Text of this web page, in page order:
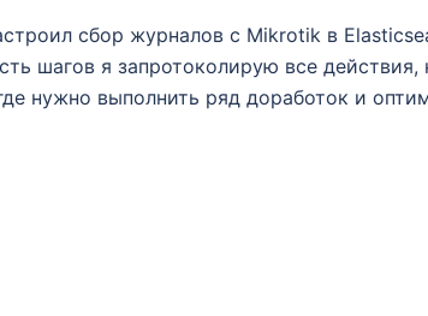
сбор журналов с Mikrotik в
шагов я запротоколирую все
нужно выполнить ряд доработок и